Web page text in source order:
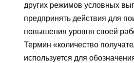
других режимов условных
предпринять действия для
повышения уровня своей
Термин «количество
используется для